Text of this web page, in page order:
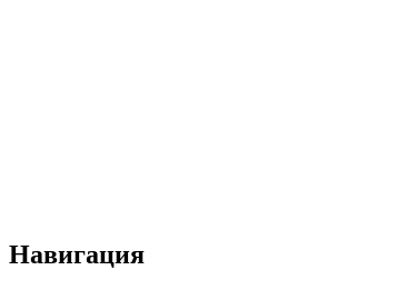
Навигация